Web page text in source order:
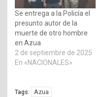
Se entrega a la Policía el
presunto autor de la
muerte de otro hombre
en Azua
2 de septiembre de 2025
En «NACIONALES»
Tags: Azua